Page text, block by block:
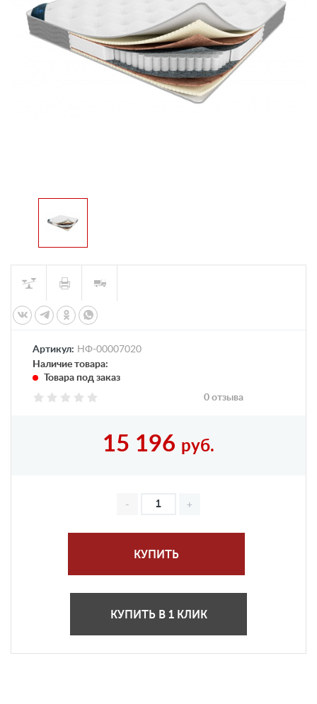
Артикул: НФ-00007020
Наличие товара:
Товара под заказ
0 отзыва
15 196 руб.
КУПИТЬ
КУПИТЬ В 1 КЛИК